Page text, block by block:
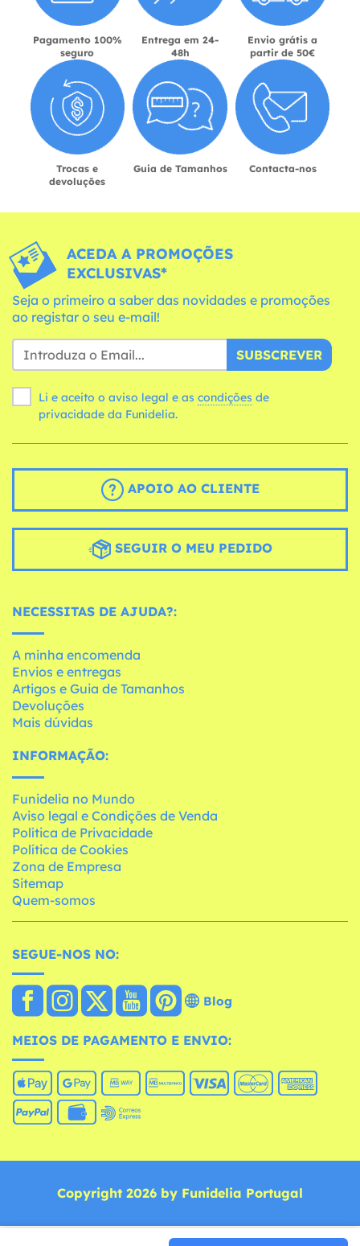
Pagamento 100%
seguro
Entrega em 24-
48h
Envio grátis a
partir de 50€
Trocas e
devoluções
Guia de Tamanhos Contacta-nos
ACEDA A PROMOÇÕES
EXCLUSIVAS*
Seja o primeiro a saber das novidades e promoções
ao registar o seu e-mail!
SUBSCREVER
Li e aceito o aviso legal e as condições
privacidade da Funidelia.
APOIO AO CLIENTE
SEGUIR O MEU PEDIDO
NECESSITAS DE AJUDA?:
A minha encomenda
Envios e entregas
Artigos e Guia de Tamanhos
Devoluções
Mais dúvidas
INFORMAÇÃO:
Funidelia no Mundo
Aviso legal e Condições de Venda
Política de Privacidade
Política de Cookies
Zona de Empresa
Sitemap
Quem-somos
SEGUE-NOS NO:
Blog
MEIOS DE PAGAMENTO E ENVIO:
Copyright 2026 by Funidelia Portugal